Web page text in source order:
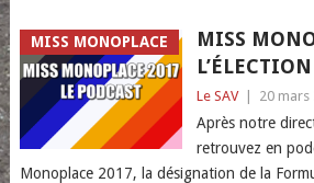
MISS MONOPLACE
MISS
Le SAV 20 mars
Après notre
retrouvez en
Monoplace 2017, la désignation de la